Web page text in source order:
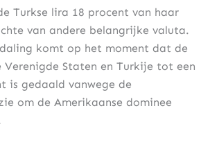
Turkse lira 18 procent van haar
van andere belangrijke valuta.
komt op het moment dat de
Verenigde Staten en Turkije tot een
is gedaald vanwege de
om de Amerikaanse dominee